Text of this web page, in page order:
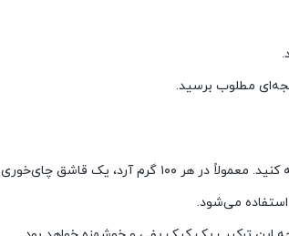
مطلوب برسید.
در غذاها، کافی است مقدار مناسبی از آن را طبق دستور غذا به ترکیب مواد
استفاده می‌شود.